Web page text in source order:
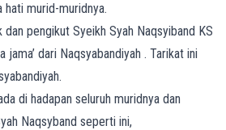
hati murid-muridnya.
pengikut Syeikh Syah Naqsyiband KS
jama’ dari Naqsyabandiyah . Tarikat ini
di hadapan seluruh muridnya dan
Naqsyband seperti ini,